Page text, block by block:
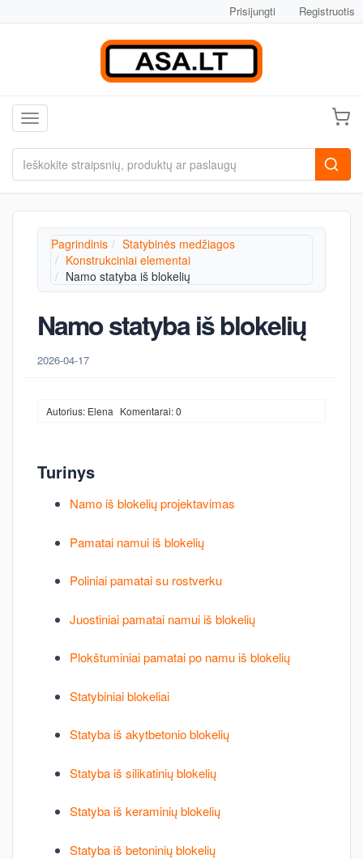
Prisijungti Registruotis
Toggle navigation
Pagrindinis
Statybinės medžiagos
Konstrukciniai elementai
Namo statyba iš blokelių
Namo statyba iš blokelių
2026-04-17
Autorius: Elena Komentarai: 0
Turinys
Namo iš blokelių projektavimas
Pamatai namui iš blokelių
Poliniai pamatai su rostverku
Juostiniai pamatai namui iš blokelių
Plokštuminiai pamatai po namu iš blokelių
Statybiniai blokeliai
Statyba iš akytbetonio blokelių
Statyba iš silikatinių blokelių
Statyba iš keraminių blokelių
Statyba iš betoninių blokelių